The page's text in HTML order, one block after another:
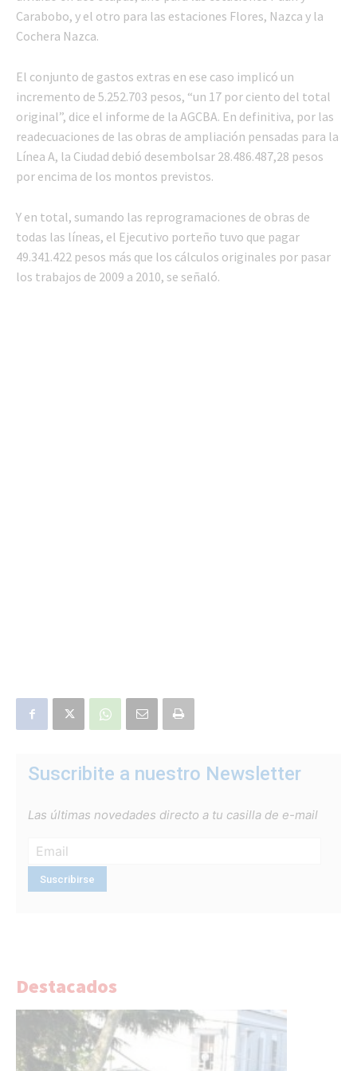
Carabobo, y el otro para las estaciones Flores, Nazca y la
Cochera Nazca.
El conjunto de gastos extras en ese caso implicó un
incremento de 5.252.703 pesos, “un 17 por ciento del total
original”, dice el informe de la AGCBA. En definitiva, por las
readecuaciones de las obras de ampliación pensadas para la
Línea A, la Ciudad debió desembolsar 28.486.487,28 pesos
por encima de los montos previstos.
Y en total, sumando las reprogramaciones de obras de
todas las líneas, el Ejecutivo porteño tuvo que pagar
49.341.422 pesos más que los cálculos originales por pasar
los trabajos de 2009 a 2010, se señaló.
Suscribite a nuestro Newsletter
Las últimas novedades directo a tu casilla de e-mail
Destacados